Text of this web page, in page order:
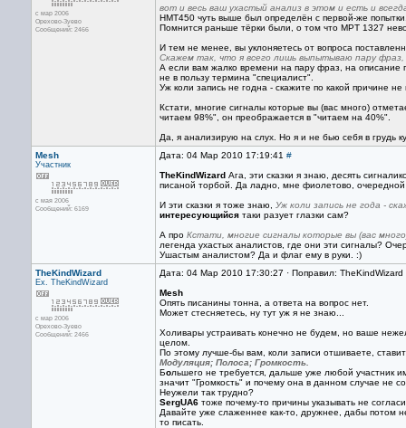
с мар 2006
Орехово-Зуево
Сообщений: 2466
вот и весь ваш ухастый анализ в этом и есть и
НМТ450 чуть выше был определён с первой-же
Помнится раньше тёрки были, о том что MPT 1327
И тем не менее, вы уклоняетесь от вопроса
Скажем так, что я всего лишь выпытываю пару
А если вам жалко времени на пару фраз, на описание
не в пользу термина "специалист".
Уж коли запись не годна - скажите по какой причине
Кстати, многие сигналы которые вы (вас много)
читаем 98%", он преображается в "читаем на 40%".
Да, я анализирую на слух. Но я и не бью себя в грудь
Mesh
Участник
с мая 2006
Сообщений: 6169
Дата: 04 Мар 2010 17:19:41 #
TheKindWizard Ага, эти сказки я знаю, десять
писаной торбой. Да ладно, мне фиолетово,
И эти сказки я тоже знаю, Уж коли запись не года -
интересующийся таки разует глазки сам?
А про Кстати, многие сигналы которые вы (вас
легенда ухастых аналистов, где они эти сигналы?
Ушастым аналистом? Да и флаг ему в руки. :)
TheKindWizard
Ex. TheKindWizard
с мар 2006
Орехово-Зуево
Сообщений: 2466
Дата: 04 Мар 2010 17:30:27 · Поправил:
Mesh
Опять писанины тонна, а ответа на вопрос нет.
Может стесняетесь, ну тут уж я не знаю...
Холивары устраивать конечно не будем, но ваше
целом.
По этому лучше-бы вам, коли записи отшиваете,
Модуляция; Полоса; Громкость.
Большего не требуется, дальше уже любой участник
значит "Громкость" и почему она в данном случае не
Неужели так трудно?
SergUA6 тоже почему-то причины указывать не
Давайте уже слаженнее как-то, дружнее, дабы потом
то писать.